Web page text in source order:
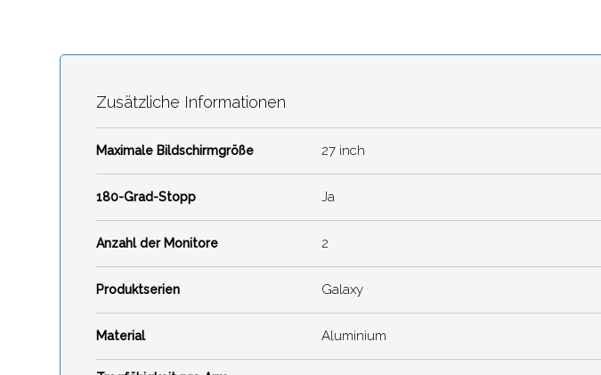
Zusätzliche Informationen
Maximale Bildschirmgröße 27 inch
180-Grad-Stopp Ja
Anzahl der Monitore 2
Produktserien Galaxy
Material Aluminium